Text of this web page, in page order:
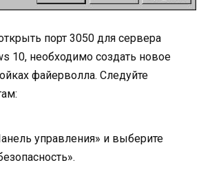
порт 3050 для сервера
10, необходимо создать новое
файерволла. Следуйте
управления» и выберите